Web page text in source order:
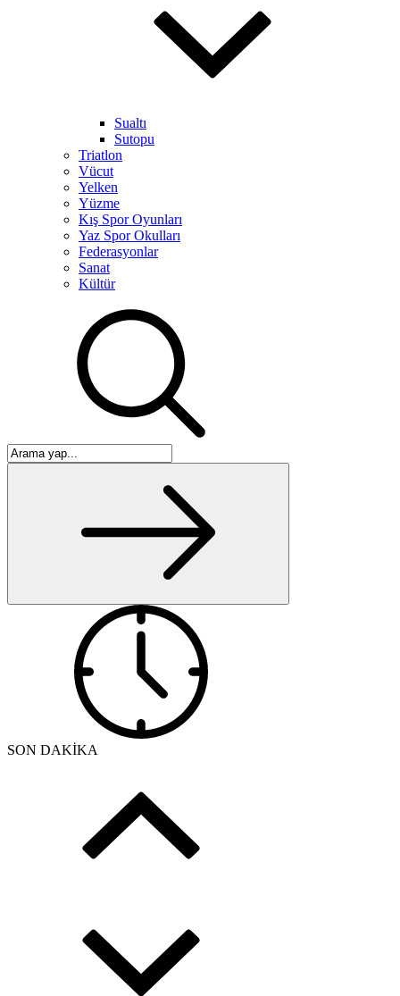
Sualtı
Sutopu
Triatlon
Vücut
Yelken
Yüzme
Kış Spor Oyunları
Yaz Spor Okulları
Federasyonlar
Sanat
Kültür
SON DAKİKA